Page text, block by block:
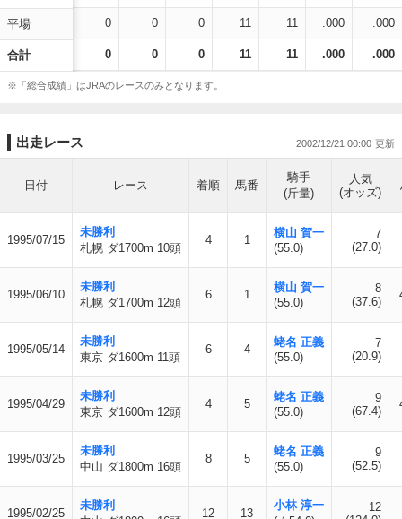
平場
合計
0 0 0 11 11 .000 .000
0 0 0 11 11 .000 .000
※「総合成績」はJRAのレースのみとなります。
出走レース 2002/12/21 00:00
日付 レース 着順 馬番
騎手
(斤量)
人気
(オッズ)
1995/07/15
未勝利
札幌 ダ1700m 10頭
4 1
横山 賀一
(55.0)
7
(27.0)
1995/06/10
未勝利
札幌 ダ1700m 12頭
6 1
横山 賀一
(55.0)
8
(37.6)
1995/05/14
未勝利
東京 ダ1600m 11頭
6 4
蛯名 正義
(55.0)
7
(20.9)
1995/04/29
未勝利
東京 ダ1600m 12頭
4 5
蛯名 正義
(55.0)
9
(67.4)
1995/03/25
未勝利
中山 ダ1800m 16頭
8 5
蛯名 正義
(55.0)
9
(52.5)
1995/02/25
未勝利
12 13
小林 淳一
12